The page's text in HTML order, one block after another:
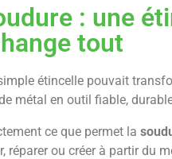
: une
tout
étincelle pouvait
métal en outil fiable,
ce que permet la
réparer ou créer à partir du